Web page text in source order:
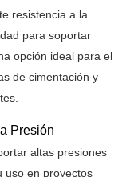
resistencia a la
para soportar
opción ideal para el
de cimentación y
Presión
altas presiones
uso en proyectos